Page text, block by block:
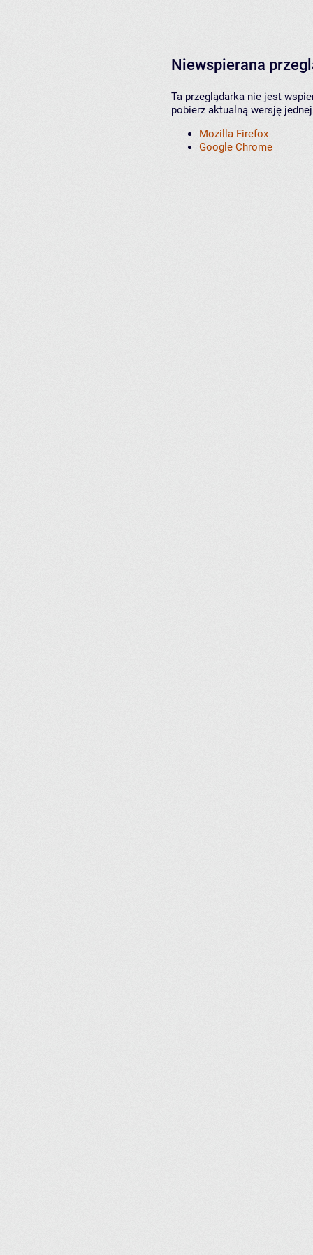
Niewspierana
Ta przeglądarka nie jest
pobierz aktualną wersję
Mozilla Firefox
Google Chrome